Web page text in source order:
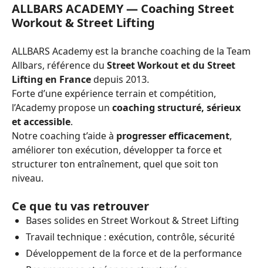
ALLBARS ACADEMY — Coaching Street
Workout & Street Lifting
ALLBARS Academy est la branche coaching de la Team
Allbars, référence du Street Workout et du Street
Lifting en Francedepuis 2013.
Forte d’une expérience terrain et compétition,
l’Academy propose un coaching structuré, sérieux
et accessible.
Notre coaching t’aide à progresser efficacement,
améliorer ton exécution, développer ta force et
structurer ton entraînement, quel que soit ton
niveau.
Ce que tu vas retrouver
Bases solides en Street Workout & Street Lifting
Travail technique : exécution, contrôle, sécurité
Développement de la force et de la performance